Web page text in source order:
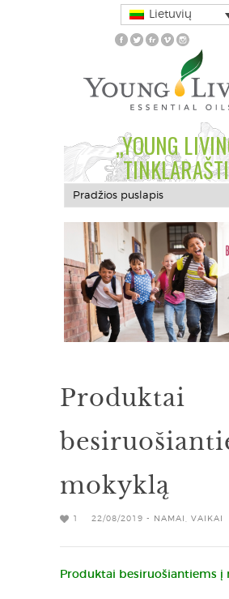
Lietuvių
„YOUNG
Produktai
mokyklą
1 22/08/2019 - NAMAI VAIKAI
Produktai besiruošiantiems į